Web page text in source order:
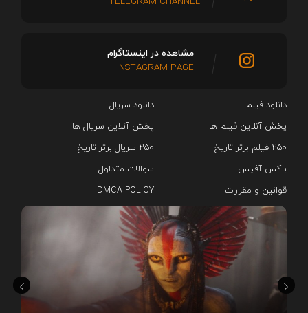
دانلود فیلم
دانلود سریال‌
پخش آنلاین فیلم ها
پخش آنلاین سریال ها
۲۵۰ فیلم برتر تاریخ
۲۵۰ سریال برتر تاریخ
باکس آفیس
سوالات متداول
قوانین و مقررات
DMCA POLICY
مشاهده در اینستاگرام
INSTAGRAM PAGE